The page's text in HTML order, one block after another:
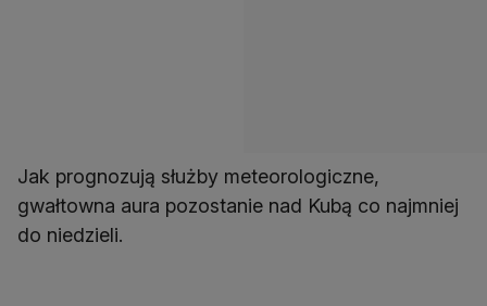
Jak prognozują służby meteorologiczne,
gwałtowna aura pozostanie nad Kubą co najmniej
do niedzieli.